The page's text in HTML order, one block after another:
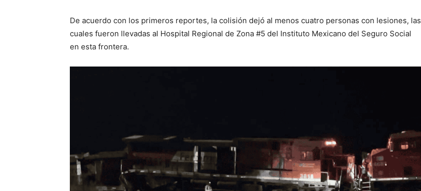
De acuerdo con los primeros reportes, la colisión dejó al menos cuatro personas con lesiones, las
cuales fueron llevadas al Hospital Regional de Zona #5 del Instituto Mexicano del Seguro Social
en esta frontera.